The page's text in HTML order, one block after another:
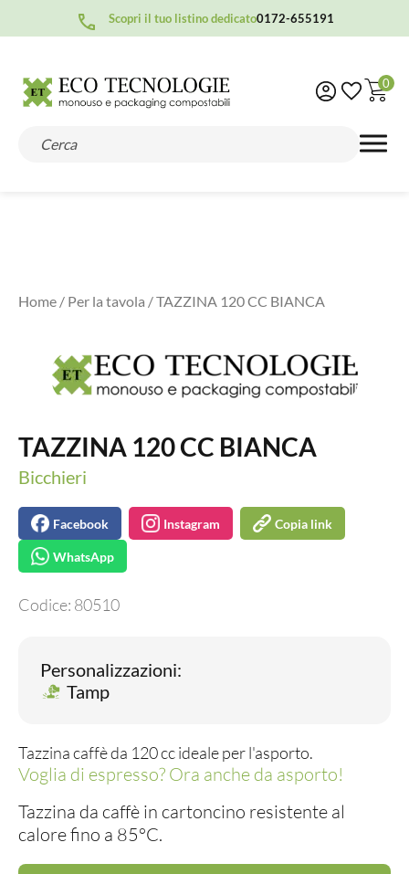
Scopri il tuo listino dedicato0172-655191
0
Home / Per la tavola / TAZZINA 120 CC BIANCA
TAZZINA 120 CC BIANCA
Bicchieri
Facebook Instagram Copia link
WhatsApp
Codice: 80510
Personalizzazioni:
Tamp
Tazzina caffè da 120 cc ideale per l'asporto.
Voglia di espresso? Ora anche da asporto!
Tazzina da caffè in cartoncino resistente al
calore fino a 85°C.